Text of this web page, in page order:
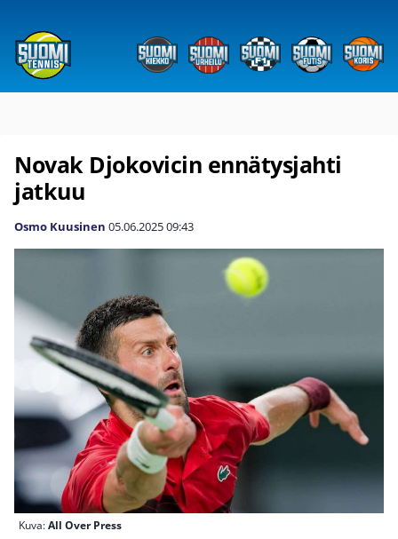
Novak Djokovicin ennätysjahti
jatkuu
Osmo Kuusinen 05.06.202509:43
Kuva:All Over Press